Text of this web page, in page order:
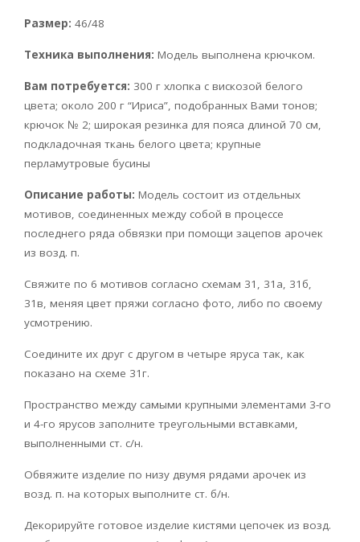
Размер: 46/48
Техника выполнения: Модель выполнена крючком.
Вам потребуется: 300 г хлопка с вискозой белого
цвета; около 200 г “Ириса”, подобранных Вами тонов;
крючок № 2; широкая резинка для пояса длиной 70 см,
подкладочная ткань белого цвета; крупные
перламутровые бусины
Описание работы: Модель состоит из отдельных
мотивов, соединенных между собой в процессе
последнего ряда обвязки при помощи зацепов арочек
из возд. п.
Свяжите по 6 мотивов согласно схемам 31, 31а, 31б,
31в, меняя цвет пряжи согласно фото, либо по своему
усмотрению.
Соедините их друг с другом в четыре яруса так, как
показано на схеме 31г.
Пространство между самыми крупными элементами 3-го
и 4-го ярусов заполните треугольными вставками,
выполненными ст. с/н.
Обвяжите изделие по низу двумя рядами арочек из
возд. п. на которых выполните ст. б/н.
Декорируйте готовое изделие кистями цепочек из возд.